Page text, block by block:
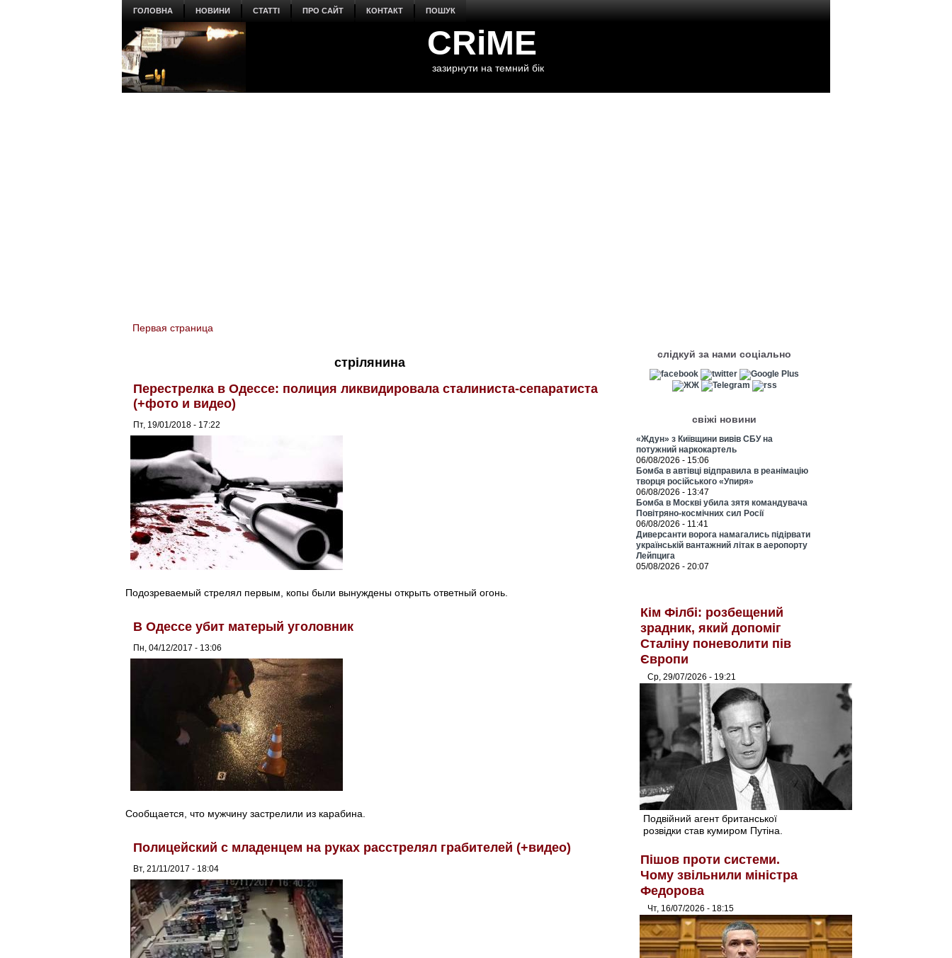
ГОЛОВНА НОВИНИ СТАТТІ ПРО САЙТ КОНТАКТ ПОШУК
CRiME
зазирнути на темний бік
You are here
Первая страница
стрілянина
Перестрелка в Одессе: полиция ликвидировала сталиниста-сепаратиста
(+фото и видео)
Пт, 19/01/2018 - 17:22
Подозреваемый стрелял первым, копы были вынуждены открыть ответный огонь.
В Одессе убит матерый уголовник
Пн, 04/12/2017 - 13:06
Сообщается, что мужчину застрелили из карабина.
Полицейский с младенцем на руках расстрелял грабителей (+видео)
Вт, 21/11/2017 - 18:04
слідкуй за нами соціально
свіжі новини
«Ждун» з Київщини вивів СБУ на
потужний наркокартель
06/08/2026 - 15:06
Бомба в автівці відправила в реанімацію
творця російського «Упиря»
06/08/2026 - 13:47
Бомба в Москві убила зятя командувача
Повітряно-космічних сил Росії
06/08/2026 - 11:41
Диверсанти ворога намагались підірвати
українській вантажний літак в аеропорту
Лейпцига
05/08/2026 - 20:07
Кім Філбі: розбещений
зрадник, який допоміг
Сталіну поневолити пів
Європи
Ср, 29/07/2026 - 19:21
Подвійний агент британської
розвідки став кумиром Путіна.
Пішов проти системи.
Чому звільнили міністра
Федорова
Чт, 16/07/2026 - 18:15